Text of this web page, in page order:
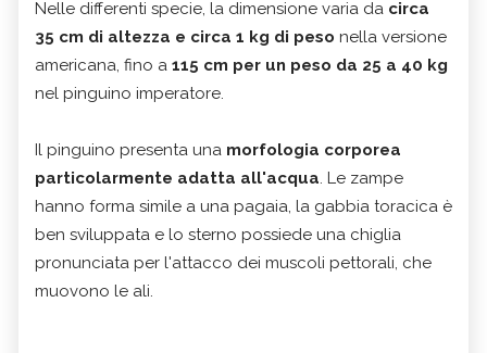
Nelle differenti specie, la dimensione varia da circa
35 cm di altezza e circa 1 kg di peso nella versione
americana, fino a 115 cm per un peso da 25 a 40 kg
nel pinguino imperatore.
Il pinguino presenta una morfologia corporea
particolarmente adatta all'acqua. Le zampe
hanno forma simile a una pagaia, la gabbia toracica è
ben sviluppata e lo sterno possiede una chiglia
pronunciata per l'attacco dei muscoli pettorali, che
muovono le ali.